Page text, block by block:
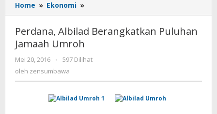
Home » Ekonomi »
Albilad
Berangkatkan Puluhan
Jamaah
Perdana, Albilad Berangkatkan Puluhan
Jamaah Umroh
Mei 20, 2016
oleh
zensumbawa
-
597 Dilihat
oleh zensumbawa